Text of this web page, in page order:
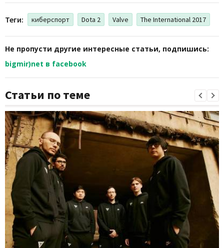
Теги: киберспорт Dota 2 Valve The International 2017
Не пропусти другие интересные статьи, подпишись:
bigmir)net в facebook
Статьи по теме